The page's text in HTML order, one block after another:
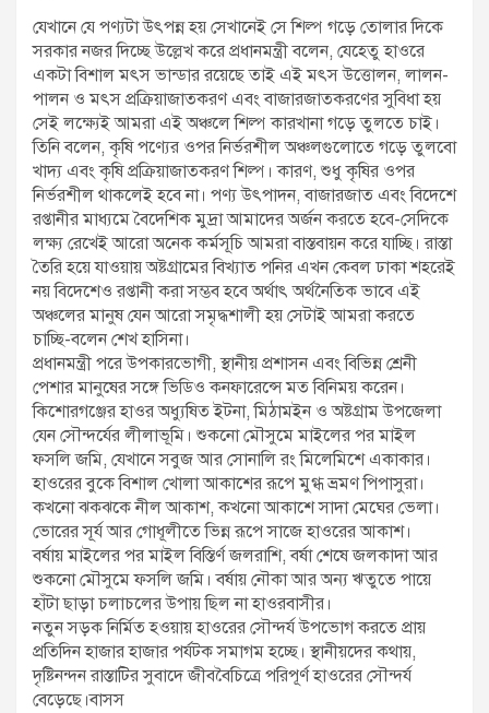
যেখানে যে পণ্যটা উৎপন্ন হয় সেখানেই সে শিল্প গড়ে তোলার দিকে
সরকার নজর দিচ্ছে উল্লেখ করে প্রধানমন্ত্রী বলেন, যেহেতু হাওরে
একটা বিশাল মৎস ভান্ডার রয়েছে তাই এই মৎস উত্তোলন, লালন-
পালন ও মৎস প্রক্রিয়াজাতকরণ এবং বাজারজাতকরণের সুবিধা হয়
সেই লক্ষ্যেই আমরা এই অঞ্চলে শিল্প কারখানা গড়ে তুলতে চাই।
তিনি বলেন, কৃষি পণ্যের ওপর নির্ভরশীল অঞ্চলগুলোতে গড়ে তুলবো
খাদ্য এবং কৃষি প্রক্রিয়াজাতকরণ শিল্প। কারণ, শুধু কৃষির ওপর
নির্ভরশীল থাকলেই হবে না। পণ্য উৎপাদন, বাজারজাত এবং বিদেশে
রপ্তানীর মাধ্যমে বৈদেশিক মুদ্রা আমাদের অর্জন করতে হবে-সেদিকে
লক্ষ্য রেখেই আরো অনেক কর্মসূচি আমরা বাস্তবায়ন করে যাচ্ছি। রাস্তা
তৈরি হয়ে যাওয়ায় অষ্টগ্রামের বিখ্যাত পনির এখন কেবল ঢাকা শহরেই
নয় বিদেশেও রপ্তানী করা সম্ভব হবে অর্থাৎ অর্থনৈতিক ভাবে এই
অঞ্চলের মানুষ যেন আরো সমৃদ্ধশালী হয় সেটাই আমরা করতে
চাচ্ছি-বলেন শেখ হাসিনা।
প্রধানমন্ত্রী পরে উপকারভোগী, স্থানীয় প্রশাসন এবং বিভিন্ন শ্রেনী
পেশার মানুষের সঙ্গে ভিডিও কনফারেন্সে মত বিনিময় করেন।
কিশোরগঞ্জের হাওর অধ্যুষিত ইটনা, মিঠামইন ও অষ্টগ্রাম উপজেলা
যেন সৌন্দর্যের লীলাভূমি। শুকনো মৌসুমে মাইলের পর মাইল
ফসলি জমি, যেখানে সবুজ আর সোনালি রং মিলেমিশে একাকার।
হাওরের বুকে বিশাল খোলা আকাশের রূপে মুগ্ধ ভ্রমণ পিপাসুরা।
কখনো ঝকঝকে নীল আকাশ, কখনো আকাশে সাদা মেঘের ভেলা।
ভোরের সূর্য আর গোধূলীতে ভিন্ন রূপে সাজে হাওরের আকাশ।
বর্ষায় মাইলের পর মাইল বিস্তির্ণ জলরাশি, বর্ষা শেষে জলকাদা আর
শুকনো মৌসুমে ফসলি জমি। বর্ষায় নৌকা আর অন্য ঋতুতে পায়ে
হাঁটা ছাড়া চলাচলের উপায় ছিল না হাওরবাসীর।
নতুন সড়ক নির্মিত হওয়ায় হাওরের সৌন্দর্য উপভোগ করতে প্রায়
প্রতিদিন হাজার হাজার পর্যটক সমাগম হচ্ছে। স্থানীয়দের কথায়,
দৃষ্টিনন্দন রাস্তাটির সুবাদে জীববৈচিত্রে পরিপূর্ণ হাওরের সৌন্দর্য
বেড়েছে।বাসস